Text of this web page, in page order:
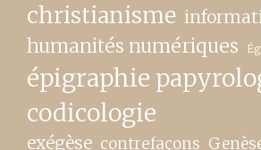
christianisme
humanités numériques
épigraphie
codicologie
exégèse contrefaçons